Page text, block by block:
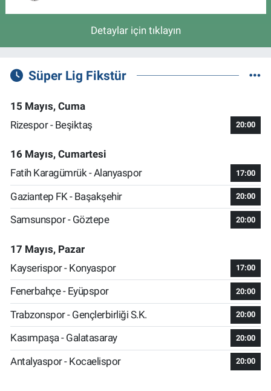
Detaylar için tıklayın
Süper Lig Fikstür
15 Mayıs, Cuma
Rizespor - Beşiktaş
20:00
16 Mayıs, Cumartesi
Fatih Karagümrük - Alanyaspor
17:00
Gaziantep FK - Başakşehir 20:00
Samsunspor - Göztepe 20:00
17 Mayıs, Pazar
Kayserispor - Konyaspor
17:00
Fenerbahçe - Eyüpspor 20:00
Trabzonspor - Gençlerbirliği S.K. 20:00
Kasımpaşa - Galatasaray 20:00
Antalyaspor - Kocaelispor 20:00